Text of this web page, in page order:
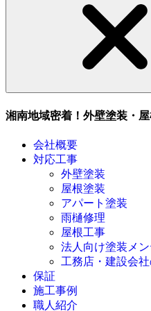
湘南地域密着！外壁塗装・
会社概要
対応工事
外壁塗装
屋根塗装
アパート塗装
雨樋修理
屋根工事
法人向け塗装メ
工務店・建設会
保証
施工事例
職人紹介